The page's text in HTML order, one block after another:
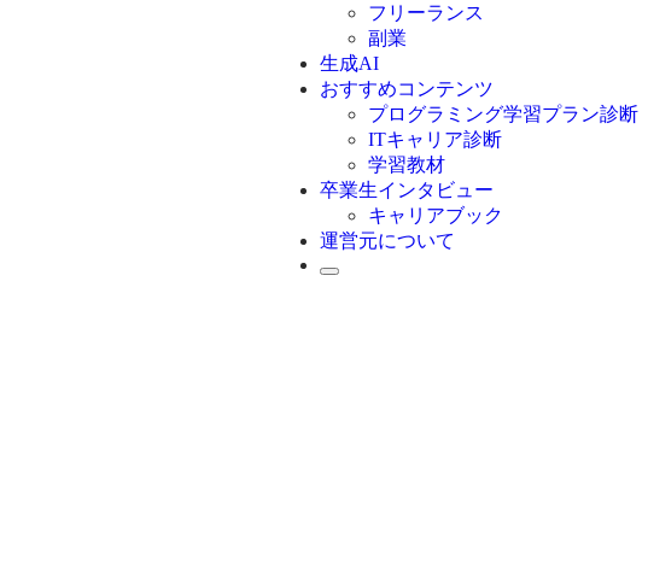
JavaScript
Swift
Ruby
その他言語
フリーランス
副業
生成AI
おすすめコンテンツ
プログラミング学習プラン診断
ITキャリア診断
学習教材
卒業生インタビュー
キャリアブック
運営元について